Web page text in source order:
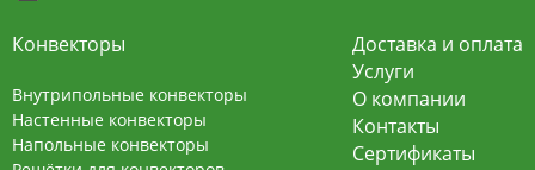
конвекцией на 220В. За счет тангенциального
вентилятора создает принудительную
конвекцию, что позволяет обогревать
помещения большой площади.
Конвекторы
Внутрипольные конвекторы
Настенные конвекторы
Напольные конвекторы
Доставка и оплата
Услуги
О компании
Контакты
Сертификаты